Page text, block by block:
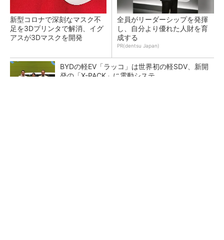
新型コロナで深刻なマスク不
足を3Dプリンタで解消、イグ
アスが3Dマスクを開発
全員がリーダーシップを発揮
し、自分より優れた人財を育
成する
PR(dentsu Japan)
BYDの軽EV「ラッコ」は世界初の軽SDV、新開
発の「X-PACK」に電動システ...